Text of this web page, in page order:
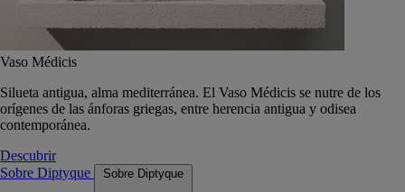
Vaso Médicis
Silueta antigua, alma mediterránea. El Vaso Médicis se nutre de los
orígenes de las ánforas griegas, entre herencia antigua y odisea
contemporánea.
Descubrir
Sobre Diptyque
Sobre Diptyque